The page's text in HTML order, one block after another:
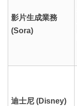
影片生成業務
(Sora)
迪士尼 (Disney)